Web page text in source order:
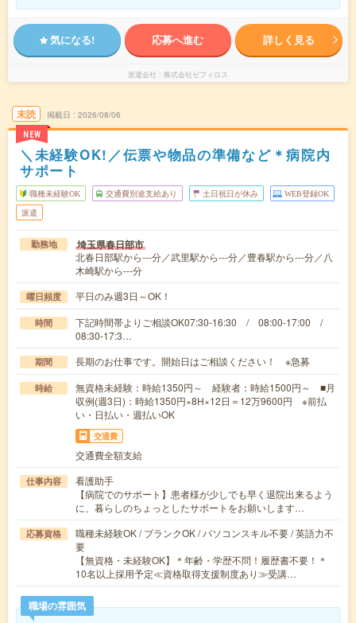
気になる! 応募へ進む 詳しく見る
派遣会社 株式会社ゼフィロス
未読
NEW
掲載日 2026/08/06
＼未経験OK!／伝票や物品の準備など＊病院内
サポート
職種未経験OK 交通費別途支給あり 土日祝日が休み WEB登録OK
派遣
勤務地 埼玉県春日部市
北春日部駅から---分／武里駅から---分／豊春駅から---分／八
木崎駅から---分
曜日頻度 平日のみ週3日～OK！
時間
下記時間帯よりご相談OK07:30-16:30 / 08:00-17:00 /
08:30-17:3…
期間 長期のお仕事です。開始日はご相談ください！ ※急募
時給
無資格未経験：時給1350円～ 経験者：時給1500円～ ■月
収例(週3日)：時給1350円×8H×12日＝12万9600円 ※前払
い・日払い・週払いOK
交通費
交通費全額支給
仕事内容
看護助手
【病院でのサポート】患者様が少しでも早く退院出来るよう
に、暮らしのちょっとしたサポートをお願いします…
応募資格
職種未経験OK / ブランクOK / パソコンスキル不要 / 英語力不
要
【無資格・未経験OK】＊年齢・学歴不問！履歴書不要！＊
10名以上採用予定≪資格取得支援制度あり≫受講…
職場の雰囲気